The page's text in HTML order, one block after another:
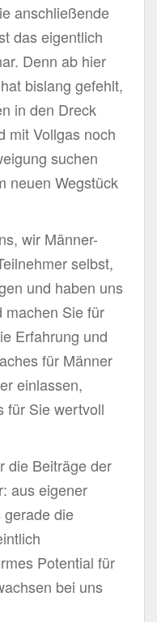
anschließende
das eigentlich
Denn ab hier
bislang gefehlt,
in den Dreck
mit Vollgas noch
suchen
neuen Wegstück
wir Männer-
selbst,
und haben uns
machen Sie für
Erfahrung und
für Männer
einlassen,
für Sie wertvoll
die Beiträge der
aus eigener
gerade die
Potential für
bei uns